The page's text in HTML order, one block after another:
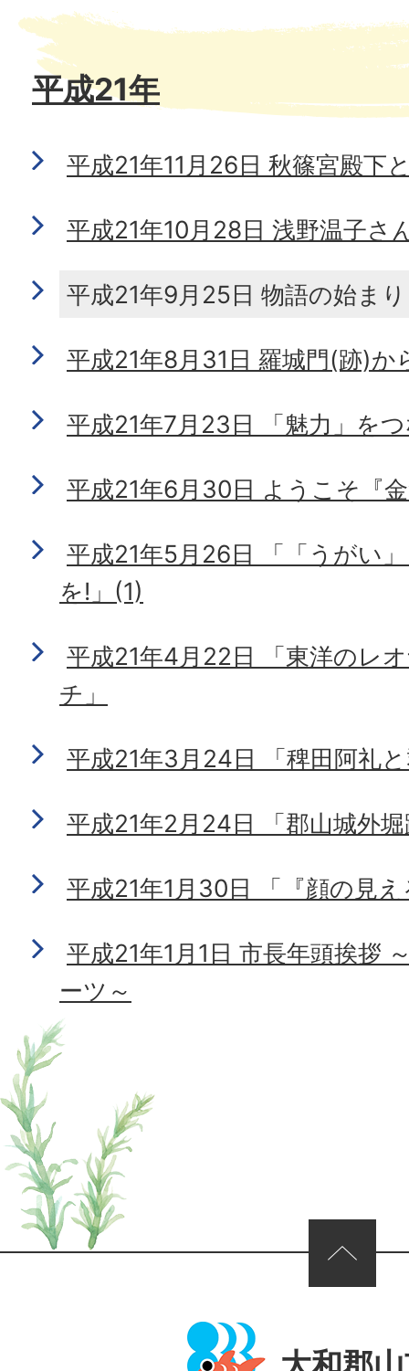
平成21年
平成21年11月26日 秋篠宮殿下
平成21年10月28日 浅野温子さ
平成21年9月25日 物語の始まり
平成21年8月31日 羅城門(跡)か
平成21年7月23日 「魅力」を
平成21年6月30日 ようこそ『
平成21年5月26日 「「うがい
を!」(1)
平成21年4月22日 「東洋のレ
チ」
平成21年3月24日 「稗田阿礼
平成21年2月24日 「郡山城外
平成21年1月30日 「『顔の見
平成21年1月1日 市長年頭挨拶
ーツ～
ページの先頭へ